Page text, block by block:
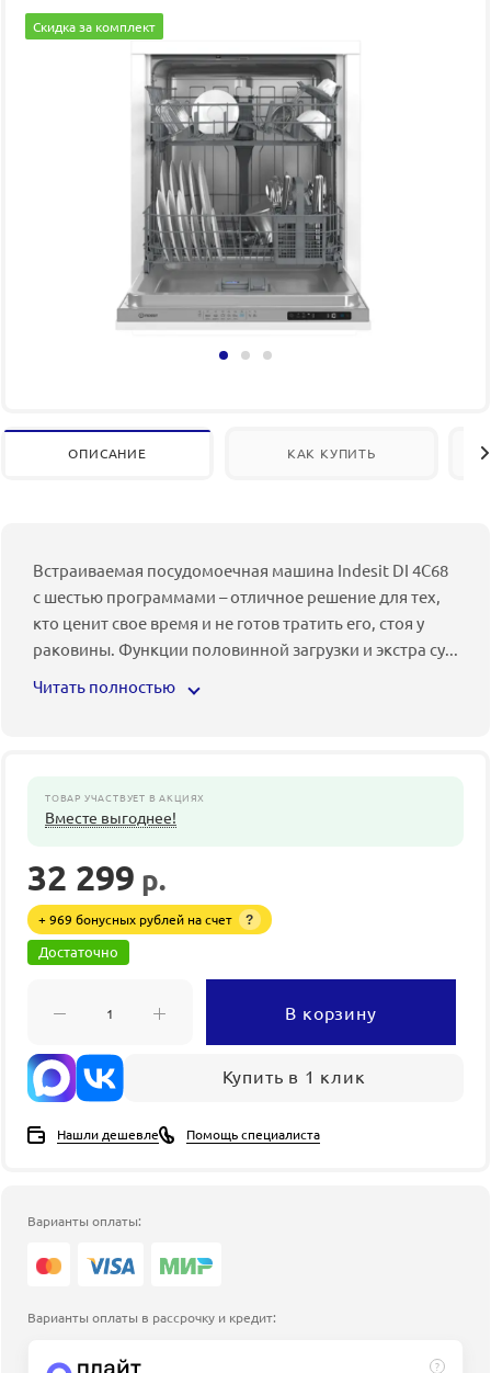
Скидка за комплект
ОПИСАНИЕ КАК КУПИТЬ
Встраиваемая посудомоечная машина Indesit DI 4C68
с шестью программами – отличное решение для тех,
кто ценит свое время и не готов тратить его, стоя у
раковины. Функции половинной загрузки и экстра су...
Читать полностью
ТОВАР УЧАСТВУЕТ В АКЦИЯХ
Вместе выгоднее!
32 299 р.
+ 969 бонусных рублей на счет ?
Достаточно
В корзину
Купить в 1 клик
Нашли дешевле Помощь специалиста
Варианты оплаты:
Варианты оплаты в рассрочку и кредит:
?